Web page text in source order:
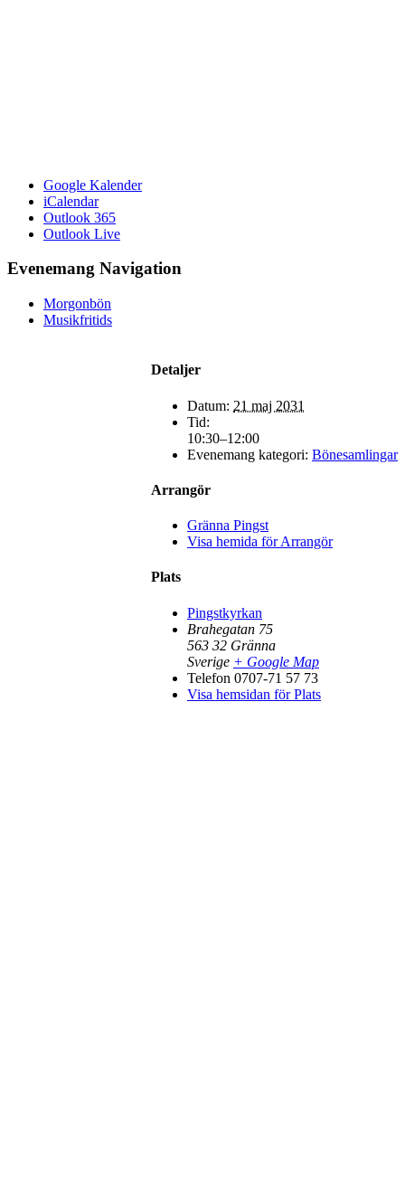
Google Kalender
iCalendar
Outlook 365
Outlook Live
Evenemang Navigation
Morgonbön
Musikfritids
Detaljer
Datum: 21 maj 2031
Tid:
10:30–12:00
Evenemang kategori: Bönesamlingar
Arrangör
Gränna Pingst
Visa hemida för Arrangör
Plats
Pingstkyrkan
Brahegatan 75
563 32 Gränna
Sverige + Google Map
Telefon 0707-71 57 73
Visa hemsidan för Plats